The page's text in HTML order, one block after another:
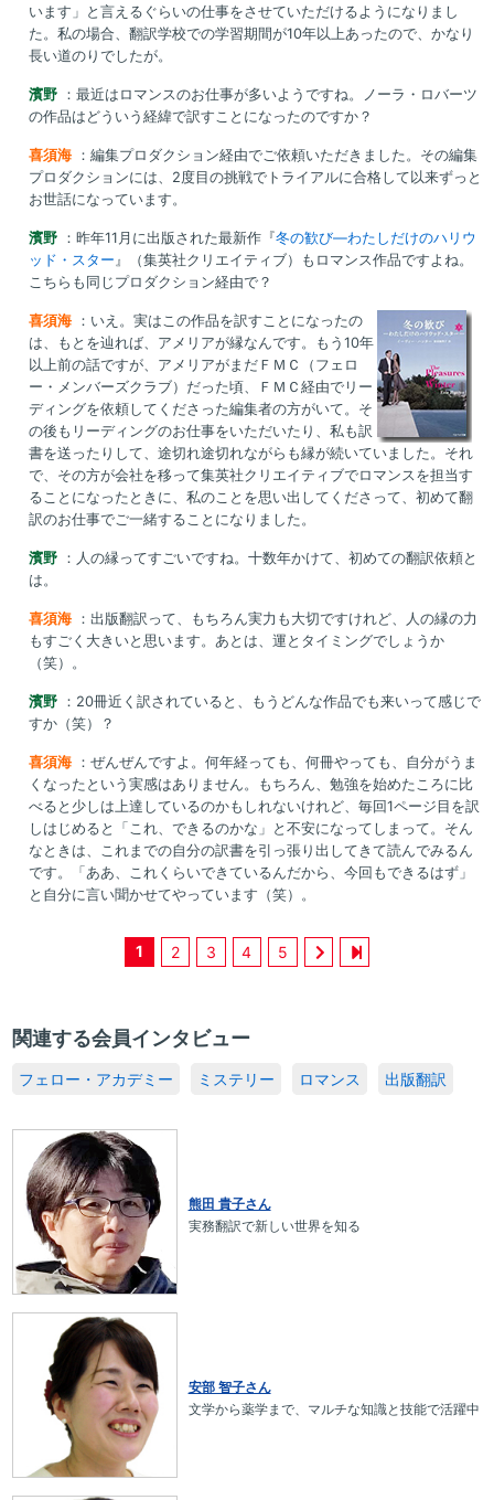
います」と言えるぐらいの仕事をさせていただけるようになりまし
た。私の場合、翻訳学校での学習期間が10年以上あったので、かなり
長い道のりでしたが。
濱野：最近はロマンスのお仕事が多いようですね。ノーラ・ロバーツ
の作品はどういう経緯で訳すことになったのですか？
喜須海：編集プロダクション経由でご依頼いただきました。その編集
プロダクションには、2度目の挑戦でトライアルに合格して以来ずっと
お世話になっています。
濱野：昨年11月に出版された最新作『冬の歓び―わたしだけのハリウ
ッド・スター』（集英社クリエイティブ）もロマンス作品ですよね。
こちらも同じプロダクション経由で？
喜須海：いえ。実はこの作品を訳すことになったの
は、もとを辿れば、アメリアが縁なんです。もう10年
以上前の話ですが、アメリアがまだＦＭＣ（フェロ
ー・メンバーズクラブ）だった頃、ＦＭＣ経由でリー
ディングを依頼してくださった編集者の方がいて。そ
の後もリーディングのお仕事をいただいたり、私も訳
書を送ったりして、途切れ途切れながらも縁が続いていました。それ
で、その方が会社を移って集英社クリエイティブでロマンスを担当す
ることになったときに、私のことを思い出してくださって、初めて翻
訳のお仕事でご一緒することになりました。
濱野：人の縁ってすごいですね。十数年かけて、初めての翻訳依頼と
は。
喜須海：出版翻訳って、もちろん実力も大切ですけれど、人の縁の力
もすごく大きいと思います。あとは、運とタイミングでしょうか
（笑）。
濱野：20冊近く訳されていると、もうどんな作品でも来いって感じで
すか（笑）？
喜須海：ぜんぜんですよ。何年経っても、何冊やっても、自分がうま
くなったという実感はありません。もちろん、勉強を始めたころに比
べると少しは上達しているのかもしれないけれど、毎回1ページ目を訳
しはじめると「これ、できるのかな」と不安になってしまって。そん
なときは、これまでの自分の訳書を引っ張り出してきて読んでみるん
です。「ああ、これくらいできているんだから、今回もできるはず」
と自分に言い聞かせてやっています（笑）。
1 2 3 4 5
関連する会員インタビュー
フェロー・アカデミー ミステリー ロマンス 出版翻訳
熊田 貴子さん
実務翻訳で新しい世界を知る
安部 智子さん
文学から薬学まで、マルチな知識と技能で活躍中